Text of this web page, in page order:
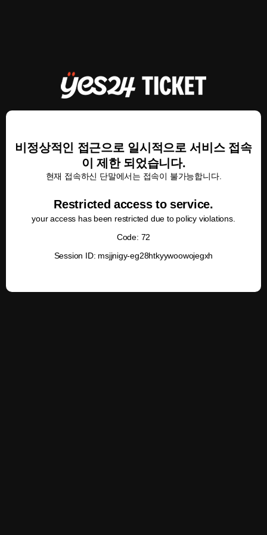
비정상적인 접근으로 일시적으로 서비스 접속
이 제한 되었습니다.
현재 접속하신 단말에서는 접속이 불가능합니다.
Restricted access to service.
your access has been restricted due to policy violations.
Code: 72
Session ID: msjjnigy-eg28htkyywoowojegxh